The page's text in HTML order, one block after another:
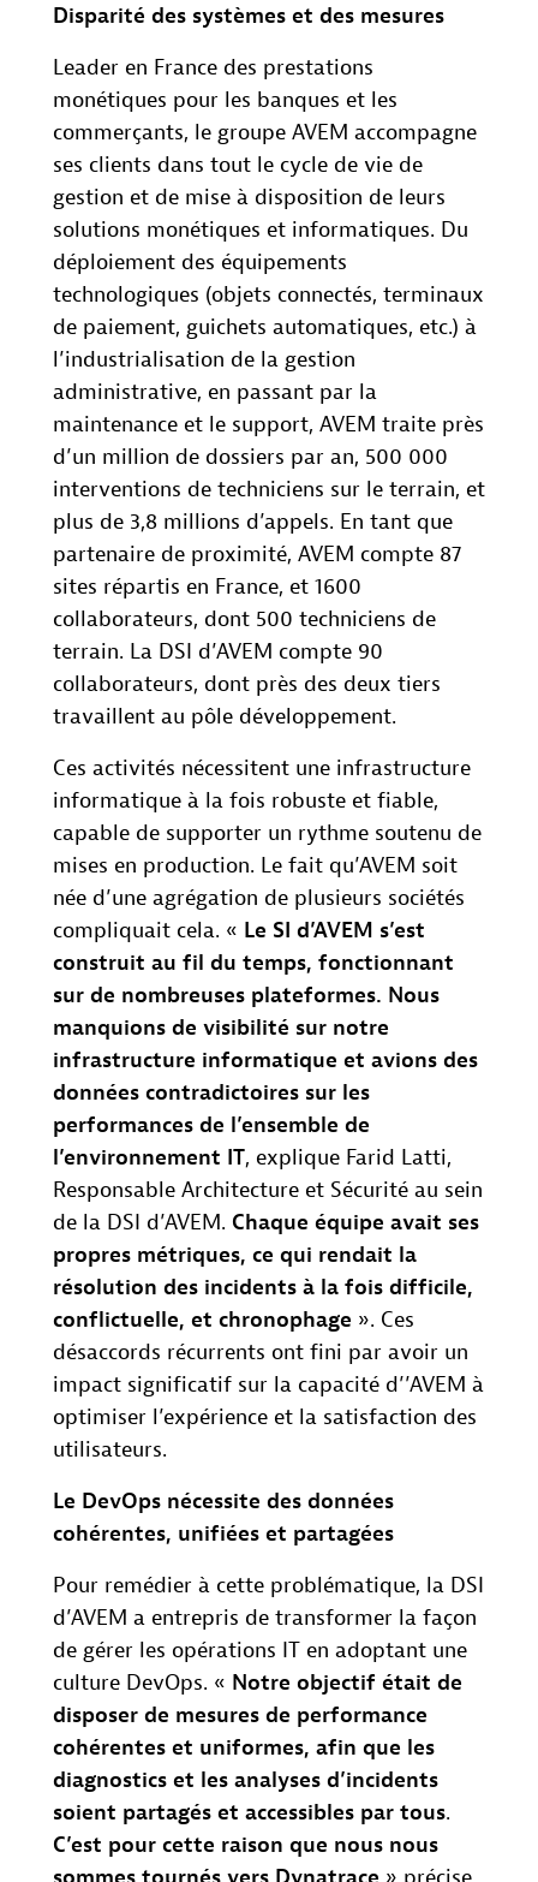
Disparité des systèmes et des mesures
Leader en France des prestations
monétiques pour les banques et les
commerçants, le groupe AVEM accompagne
ses clients dans tout le cycle de vie de
gestion et de mise à disposition de leurs
solutions monétiques et informatiques. Du
déploiement des équipements
technologiques (objets connectés, terminaux
de paiement, guichets automatiques, etc.) à
l’industrialisation de la gestion
administrative, en passant par la
maintenance et le support, AVEM traite près
d’un million de dossiers par an, 500 000
interventions de techniciens sur le terrain, et
plus de 3,8 millions d’appels. En tant que
partenaire de proximité, AVEM compte 87
sites répartis en France, et 1600
collaborateurs, dont 500 techniciens de
terrain. La DSI d’AVEM compte 90
collaborateurs, dont près des deux tiers
travaillent au pôle développement.
Ces activités nécessitent une infrastructure
informatique à la fois robuste et fiable,
capable de supporter un rythme soutenu de
mises en production. Le fait qu’AVEM soit
née d’une agrégation de plusieurs sociétés
compliquait cela. « Le SI d’AVEM s’est
construit au fil du temps, fonctionnant
sur de nombreuses plateformes. Nous
manquions de visibilité sur notre
infrastructure informatique et avions des
données contradictoires sur les
performances de l’ensemble de
l’environnement IT, explique Farid Latti,
Responsable Architecture et Sécurité au sein
de la DSI d’AVEM. Chaque équipe avait ses
propres métriques, ce qui rendait la
résolution des incidents à la fois difficile,
conflictuelle, et chronophage ». Ces
désaccords récurrents ont fini par avoir un
impact significatif sur la capacité d’’AVEM à
optimiser l’expérience et la satisfaction des
utilisateurs.
Le DevOps nécessite des données
cohérentes, unifiées et partagées
Pour remédier à cette problématique, la DSI
d’AVEM a entrepris de transformer la façon
de gérer les opérations IT en adoptant une
culture DevOps. « Notre objectif était de
disposer de mesures de performance
cohérentes et uniformes, afin que les
diagnostics et les analyses d’incidents
soient partagés et accessibles par tous.
C’est pour cette raison que nous nous